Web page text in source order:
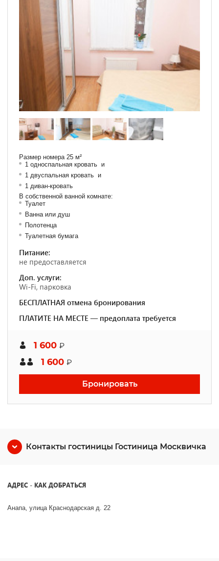
Размер номера 25 м²
1 односпальная кровать и
1 двуспальная кровать и
1 диван-кровать
В собственной ванной комнате:
Туалет
Ванна или душ
Полотенца
Туалетная бумага
Питание:
не предоставляется
Доп. услуги:
Wi-Fi, парковка
БЕСПЛАТНАЯ отмена бронирования
ПЛАТИТЕ НА МЕСТЕ — предоплата требуется
1 600 ₽
1 600 ₽
Бронировать
Контакты гостиницы Гостиница Москвичка
АДРЕС - КАК ДОБРАТЬСЯ
Анапа, улица Краснодарская д. 22